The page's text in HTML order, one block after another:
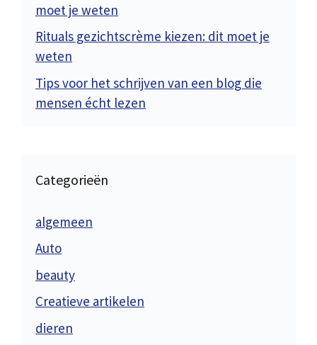
moet je weten
Rituals gezichtscrème kiezen: dit moet je
weten
Tips voor het schrijven van een blog die
mensen écht lezen
Categorieën
algemeen
Auto
beauty
Creatieve artikelen
dieren